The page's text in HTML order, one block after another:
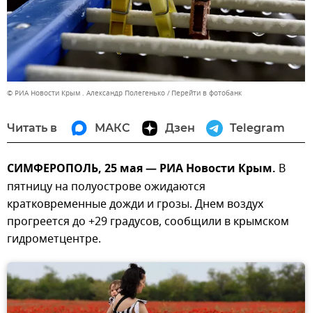
© РИА Новости Крым . Александр Полегенько Перейти в фотобанк
Читать в МАКС Дзен Telegram
СИМФЕРОПОЛЬ, 25 мая — РИА Новости Крым. В
пятницу на полуострове ожидаются
кратковременные дожди и грозы. Днем воздух
прогреется до +29 градусов, сообщили в крымском
гидрометцентре.